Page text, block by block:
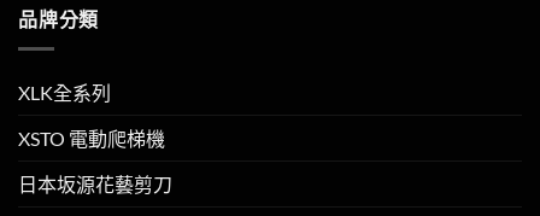
品牌分類
XLK全系列
XSTO 電動爬梯機
日本坂源花藝剪刀